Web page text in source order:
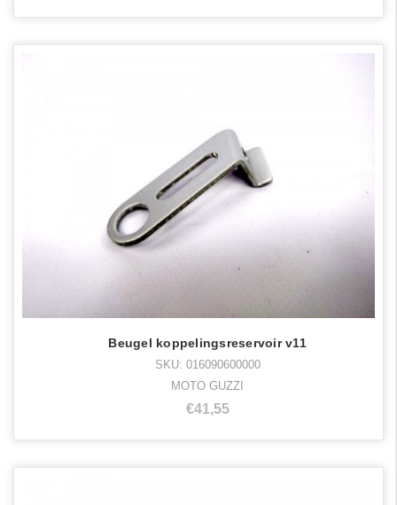
Beugel koppelingsreservoir v11
SKU: 016090600000
MOTO GUZZI
€41,55